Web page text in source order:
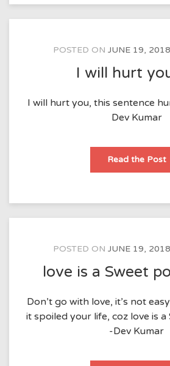
POSTED ON JUNE 19, 2018
I will hurt
I will hurt you, this sentence
Dev Kumar
Read the PostI
POSTED ON JUNE 19, 2018
love is a Sweet
Don’t go with love, it’s not
it spoiled your life, coz love is
-Dev Kumar